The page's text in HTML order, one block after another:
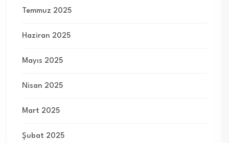
Temmuz 2025
Haziran 2025
Mayıs 2025
Nisan 2025
Mart 2025
Şubat 2025